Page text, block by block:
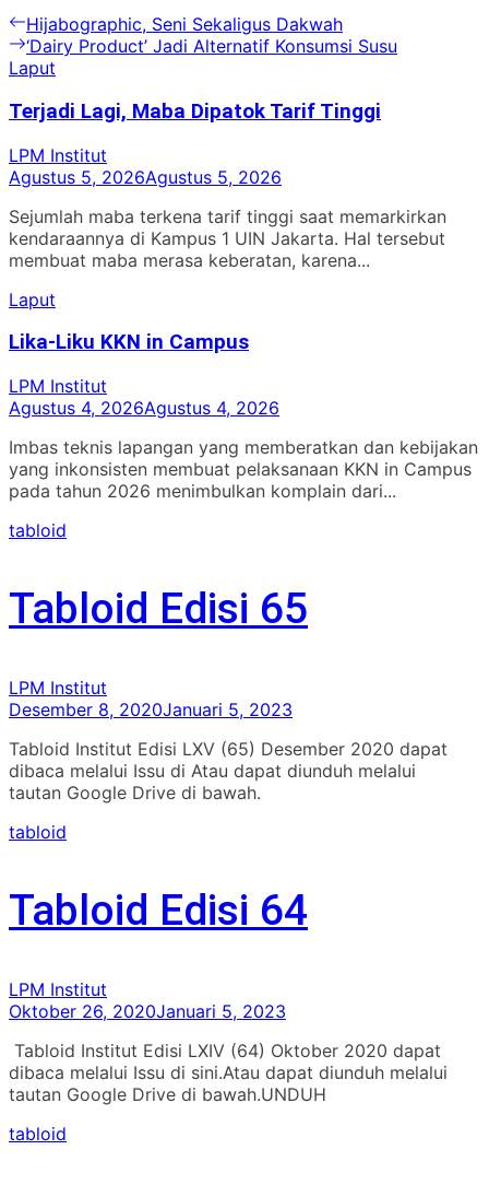
Navigasi
pos
Previous
post:
Hijabographic, Seni Sekaligus Dakwah
Next
post:
‘Dairy Product’ Jadi Alternatif Konsumsi Susu
Laput
Terjadi Lagi, Maba Dipatok Tarif Tinggi
LPM Institut
Agustus 5, 2026Agustus 5, 2026
Sejumlah maba terkena tarif tinggi saat memarkirkan
kendaraannya di Kampus 1 UIN Jakarta. Hal tersebut
membuat maba merasa keberatan, karena...
Laput
Lika-Liku KKN in Campus
LPM Institut
Agustus 4, 2026Agustus 4, 2026
Imbas teknis lapangan yang memberatkan dan kebijakan
yang inkonsisten membuat pelaksanaan KKN in Campus
pada tahun 2026 menimbulkan komplain dari...
tabloid
Tabloid Edisi 65
LPM Institut
Desember 8, 2020Januari 5, 2023
Tabloid Institut Edisi LXV (65) Desember 2020 dapat
dibaca melalui Issu di Atau dapat diunduh melalui
tautan Google Drive di bawah.
tabloid
Tabloid Edisi 64
LPM Institut
Oktober 26, 2020Januari 5, 2023
Tabloid Institut Edisi LXIV (64) Oktober 2020 dapat
dibaca melalui Issu di sini.Atau dapat diunduh melalui
tautan Google Drive di bawah.UNDUH
tabloid